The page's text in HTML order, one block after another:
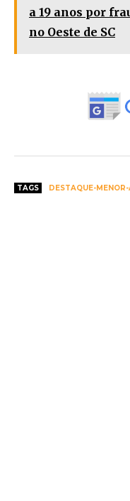
a 19 anos por
no Oeste de SC
TAGS DESTAQUE-